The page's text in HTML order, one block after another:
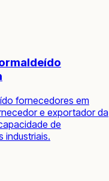
fornecedores em
e exportador da
de
industriais.